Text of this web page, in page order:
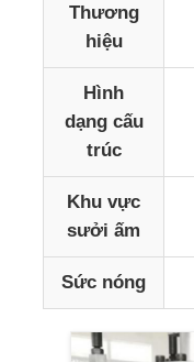
Thương
hiệu
Hình
dạng cấu
trúc
Khu vực
sưởi ấm
Sức nóng